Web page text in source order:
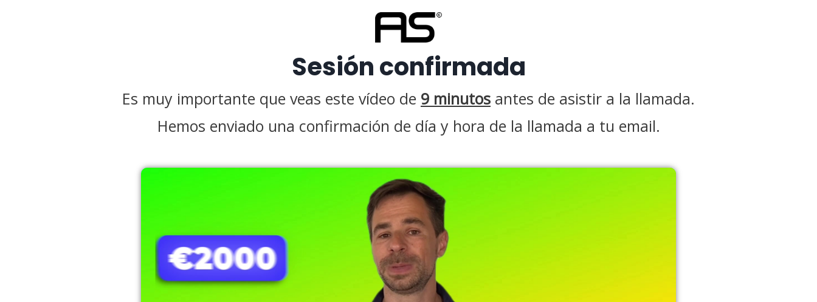
Sesión confirmada
Es muy importante que veas este vídeo de 9 minutos antes de asistir a la llamada.
Hemos enviado una confirmación de día y hora de la llamada a tu email.